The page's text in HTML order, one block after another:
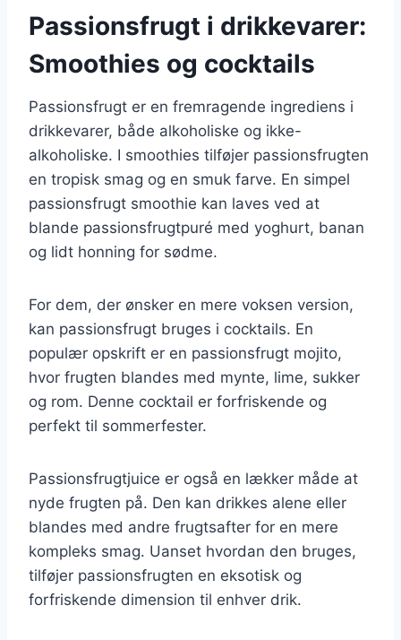
Passionsfrugt i drikkevarer:
Smoothies og cocktails
Passionsfrugt er en fremragende ingrediens i
drikkevarer, både alkoholiske og ikke-
alkoholiske. I smoothies tilføjer passionsfrugten
en tropisk smag og en smuk farve. En simpel
passionsfrugt smoothie kan laves ved at
blande passionsfrugtpuré med yoghurt, banan
og lidt honning for sødme.
For dem, der ønsker en mere voksen version,
kan passionsfrugt bruges i cocktails. En
populær opskrift er en passionsfrugt mojito,
hvor frugten blandes med mynte, lime, sukker
og rom. Denne cocktail er forfriskende og
perfekt til sommerfester.
Passionsfrugtjuice er også en lækker måde at
nyde frugten på. Den kan drikkes alene eller
blandes med andre frugtsafter for en mere
kompleks smag. Uanset hvordan den bruges,
tilføjer passionsfrugten en eksotisk og
forfriskende dimension til enhver drik.